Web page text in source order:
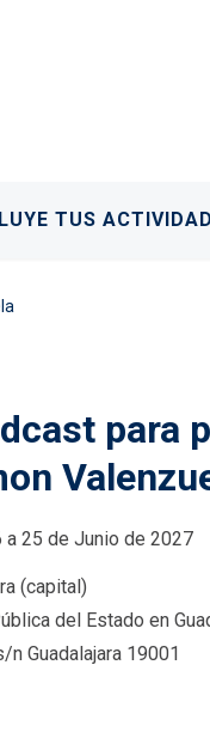
TUS
para
25 de Junio de 2027
(capital)
del Estado en
Guadalajara 19001